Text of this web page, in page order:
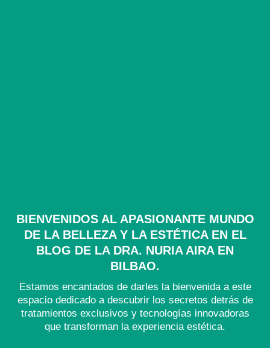
BIENVENIDOS AL APASIONANTE MUNDO
DE LA BELLEZA Y LA ESTÉTICA EN EL
BLOG DE LA DRA. NURIA AIRA EN
BILBAO.
Estamos encantados de darles la bienvenida a este
espacio dedicado a descubrir los secretos detrás de
tratamientos exclusivos y tecnologías innovadoras
que transforman la experiencia estética.